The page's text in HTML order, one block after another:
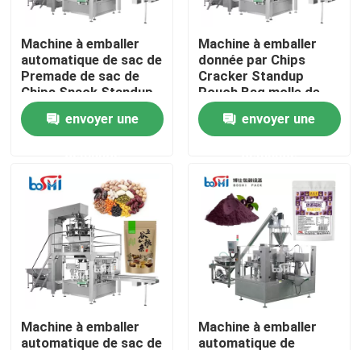
Visite de l'usine
Contrôle de qualité
Nous contacter
Demander un devis
Machine d'emballage de poudre
Machine à emballer verticale
Machine à emballer de granulés
Machine à emballer
automatique de sac de
Premade de sac de
Chips Snack Standup
Pouch Ziplock
envoyer une
Machine à emballer
donnée par Chips
Cracker Standup
Pouch Bag molle de
casse-croûte de
sucrerie d'ours
gommeux
envoyer une
Machine à emballer
automatique de sac de
Machine à emballer
automatique de